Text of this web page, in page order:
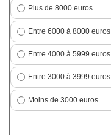
Plus de 8000 euros
Entre 6000 à 8000 euros
Entre 4000 à 5999 euros
Entre 3000 à 3999 euros
Moins de 3000 euros